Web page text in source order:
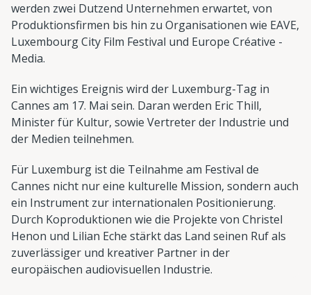
werden zwei Dutzend Unternehmen erwartet, von
Produktionsfirmen bis hin zu Organisationen wie EAVE,
Luxembourg City Film Festival und Europe Créative -
Media.
Ein wichtiges Ereignis wird der Luxemburg-Tag in
Cannes am 17. Mai sein. Daran werden Eric Thill,
Minister für Kultur, sowie Vertreter der Industrie und
der Medien teilnehmen.
Für Luxemburg ist die Teilnahme am Festival de
Cannes nicht nur eine kulturelle Mission, sondern auch
ein Instrument zur internationalen Positionierung.
Durch Koproduktionen wie die Projekte von Christel
Henon und Lilian Eche stärkt das Land seinen Ruf als
zuverlässiger und kreativer Partner in der
europäischen audiovisuellen Industrie.